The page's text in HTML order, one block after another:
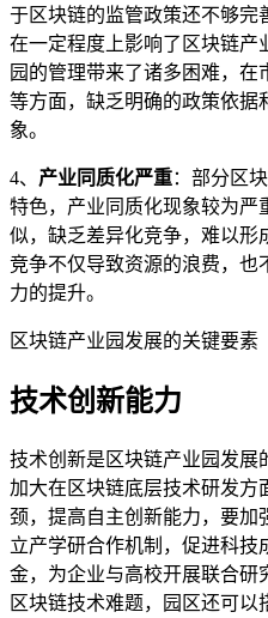
于区块链的监管政策还不够完
在一定程度上影响了区块链产
园的管理带来了诸多困难，
等方面，缺乏明确的政策依据
象。
4、 产业同质化严重：部分区
特色，产业同质化现象较为严
似，缺乏差异化竞争，难以形
竞争不仅导致资源的浪费，也
力的提升。
区块链产业园发展的关键要素
技术创新能力
技术创新是区块链产业园发展
加大在区块链底层技术研发方
颈，提高自主创新能力，要加
立产学研合作机制，促进科
金，为企业与高校开展联合研
区块链技术难题，园区还可